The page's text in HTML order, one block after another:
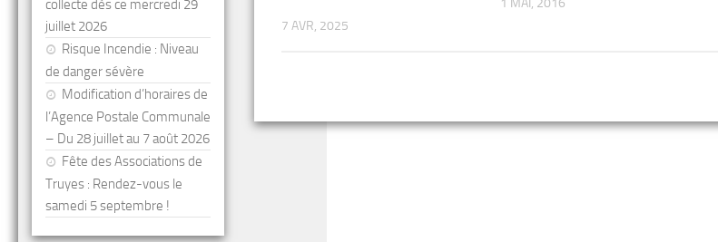
7 AVR, 2025
1 MAI, 2016
collecte dès ce mercredi 29
juillet 2026
Risque Incendie : Niveau
de danger sévère
Modification d’horaires de
l’Agence Postale Communale
– Du 28 juillet au 7 août 2026
Fête des Associations de
Truyes : Rendez-vous le
samedi 5 septembre !